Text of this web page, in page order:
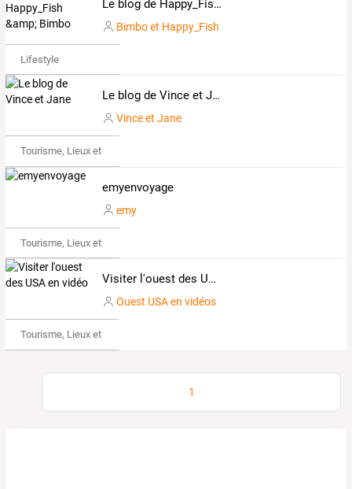
Le blog de Happy_Fish &amp; Bimbo
Bimbo et Happy_Fish
Lifestyle
Le blog de Vince et Jane
Vince et Jane
Tourisme, Lieux et Événements
emyenvoyage
emy
Tourisme, Lieux et Événements
Visiter l'ouest des USA en vidéo
Ouest USA en vidéos
Tourisme, Lieux et Événements
1